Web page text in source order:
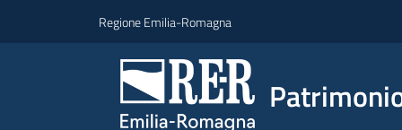
Regione Emilia-Romagna